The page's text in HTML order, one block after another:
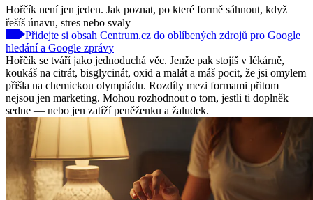
Hořčík není jen jeden. Jak poznat, po které formě sáhnout, když
řešíš únavu, stres nebo svaly
Přidejte si obsah Centrum.cz do oblíbených zdrojů pro Google
hledání a Google zprávy
Hořčík se tváří jako jednoduchá věc. Jenže pak stojíš v lékárně,
koukáš na citrát, bisglycinát, oxid a malát a máš pocit, že jsi omylem
přišla na chemickou olympiádu. Rozdíly mezi formami přitom
nejsou jen marketing. Mohou rozhodnout o tom, jestli ti doplněk
sedne — nebo jen zatíží peněženku a žaludek.